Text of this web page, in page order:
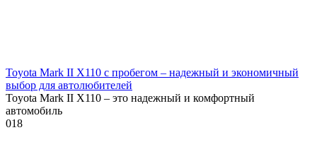
Toyota Mark II X110 с пробегом – надежный и экономичный
выбор для автолюбителей
Toyota Mark II X110 – это надежный и комфортный
автомобиль
018